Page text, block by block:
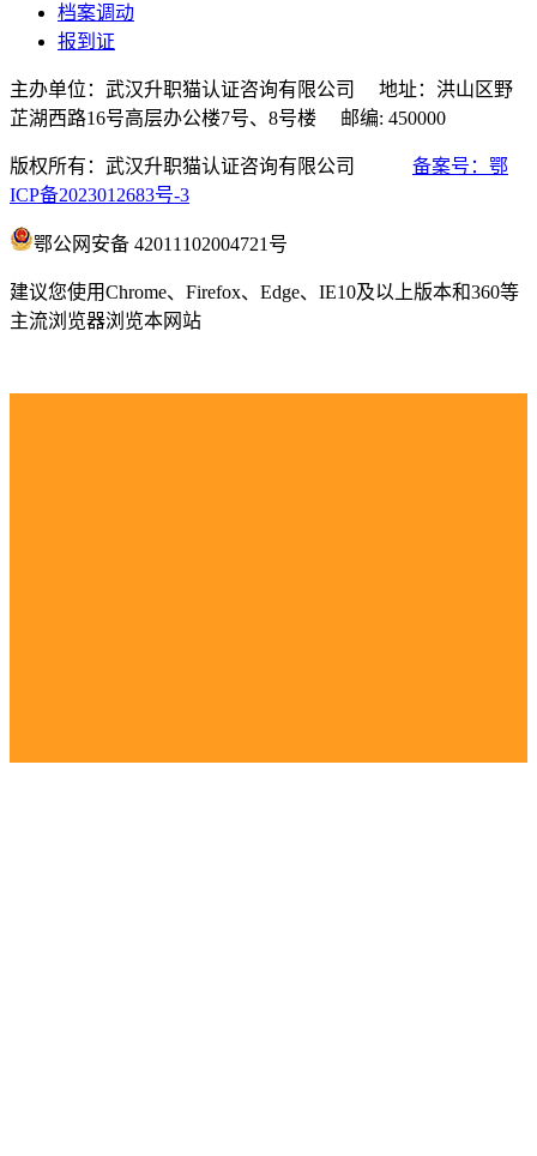
档案调动
报到证
主办单位：武汉升职猫认证咨询有限公司 地址：洪山区野
芷湖西路16号高层办公楼7号、8号楼 邮编: 450000
版权所有：武汉升职猫认证咨询有限公司 备案号：鄂
ICP备2023012683号-3
鄂公网安备 42011102004721号
建议您使用Chrome、Firefox、Edge、IE10及以上版本和360等
主流浏览器浏览本网站